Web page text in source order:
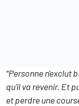
"Personne n'exclut
qu'il va revenir. Et
et perdre une